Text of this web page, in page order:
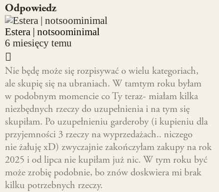
Odpowiedz
Estera | notsoominimal
6 miesięcy temu
Nie będę może się rozpisywać o wielu kategoriach,
ale skupię się na ubraniach. W tamtym roku byłam
w podobnym momencie co Ty teraz- miałam kilka
niezbędnych rzeczy do uzupełnienia i na tym się
skupiłam. Po uzupełnieniu garderoby (i kupieniu dla
przyjemności 3 rzeczy na wyprzedażach.. niczego
nie żałuję xD) zwyczajnie zakończyłam zakupy na rok
2025 i od lipca nie kupiłam już nic. W tym roku być
może zrobię podobnie, bo znów doskwiera mi brak
kilku potrzebnych rzeczy.